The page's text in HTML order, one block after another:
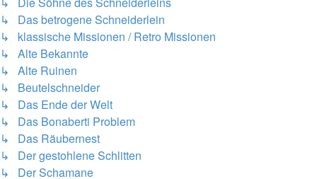
↳ Das betrogene Schneiderlein
↳ klassische Missionen / Retro Missionen
↳ Alte Bekannte
↳ Alte Ruinen
↳ Beutelschneider
↳ Das Ende der Welt
↳ Das Bonaberti Problem
↳ Das Räubernest
↳ Der gestohlene Schlitten
↳ Der Schamane